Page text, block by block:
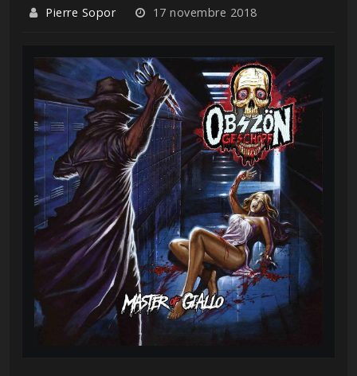
Pierre Sopor 17 novembre 2018